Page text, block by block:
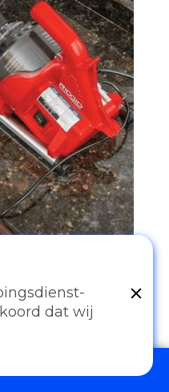
dat wij